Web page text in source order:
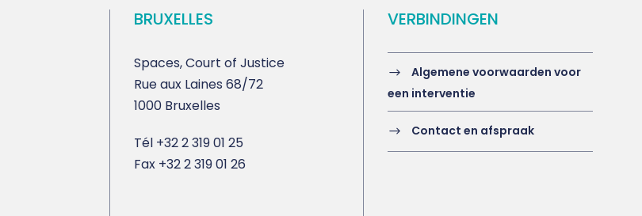
BRUXELLES
Spaces, Court of Justice
Rue aux Laines 68/72
1000 Bruxelles
Tél +32 2 319 01 25
Fax +32 2 319 01 26
VERBINDINGEN
Algemene voorwaarden voor
een interventie
Contact en afspraak